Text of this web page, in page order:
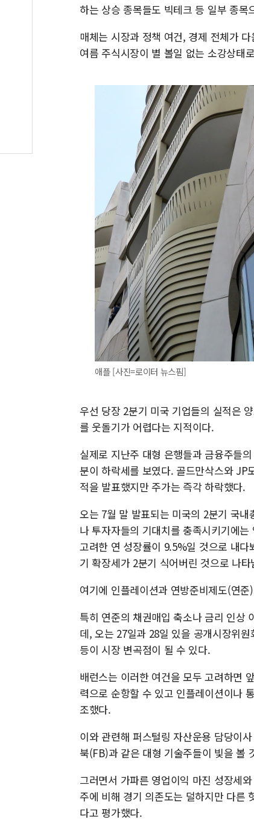
하는 상승 종목들도 빅테크 등 일부 종
매체는 시장과 정책 여건, 경제 전체가
여름 주식시장이 별 볼일 없는 소강상태
애플 [사진=로이터 뉴스핌]
우선 당장 2분기 미국 기업들의 실적은
를 웃돌기가 어렵다는 지적이다.
실제로 지난주 대형 은행들과 금융주들
분이 하락세를 보였다. 골드만삭스와 JP
적을 발표했지만 주가는 즉각 하락했다.
오는 7월 말 발표되는 미국의 2분기 국
나 투자자들의 기대치를 충족시키기에
고려한 연 성장률이 9.5%일 것으로 내
기 확장세가 2분기 식어버린 것으로 나
여기에 인플레이션과 연방준비제도(연
특히 연준의 채권매입 축소나 금리 인상
데, 오는 27일과 28일 있을 공개시장위
등이 시장 변곡점이 될 수 있다.
배런스는 이러한 여건을 모두 고려하면
력으로 순항할 수 있고 인플레이션이나
조했다.
이와 관련해 퍼스털링 자산운용 담당이
북(FB)과 같은 대형 기술주들이 빛을 볼
그러면서 가파른 영업이익 마진 성장세
주에 비해 경기 의존도는 덜하지만 다른
다고 평가했다.